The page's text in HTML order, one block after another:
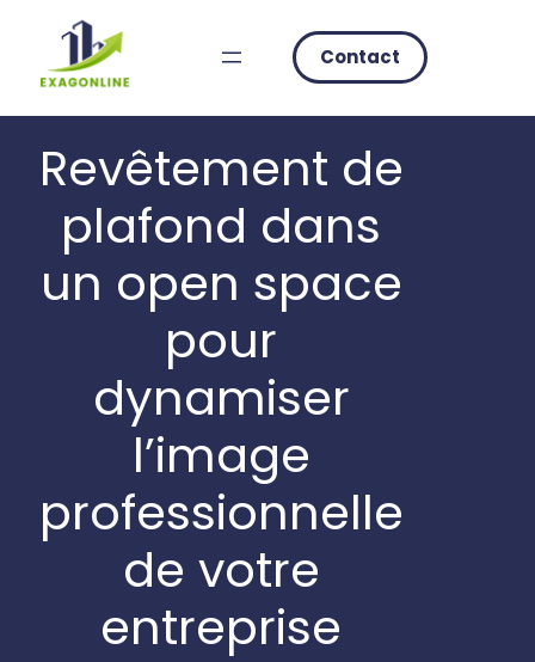
content
Contact
Revêtement de
plafond dans
un open space
pour
dynamiser
l’image
professionnelle
de votre
entreprise